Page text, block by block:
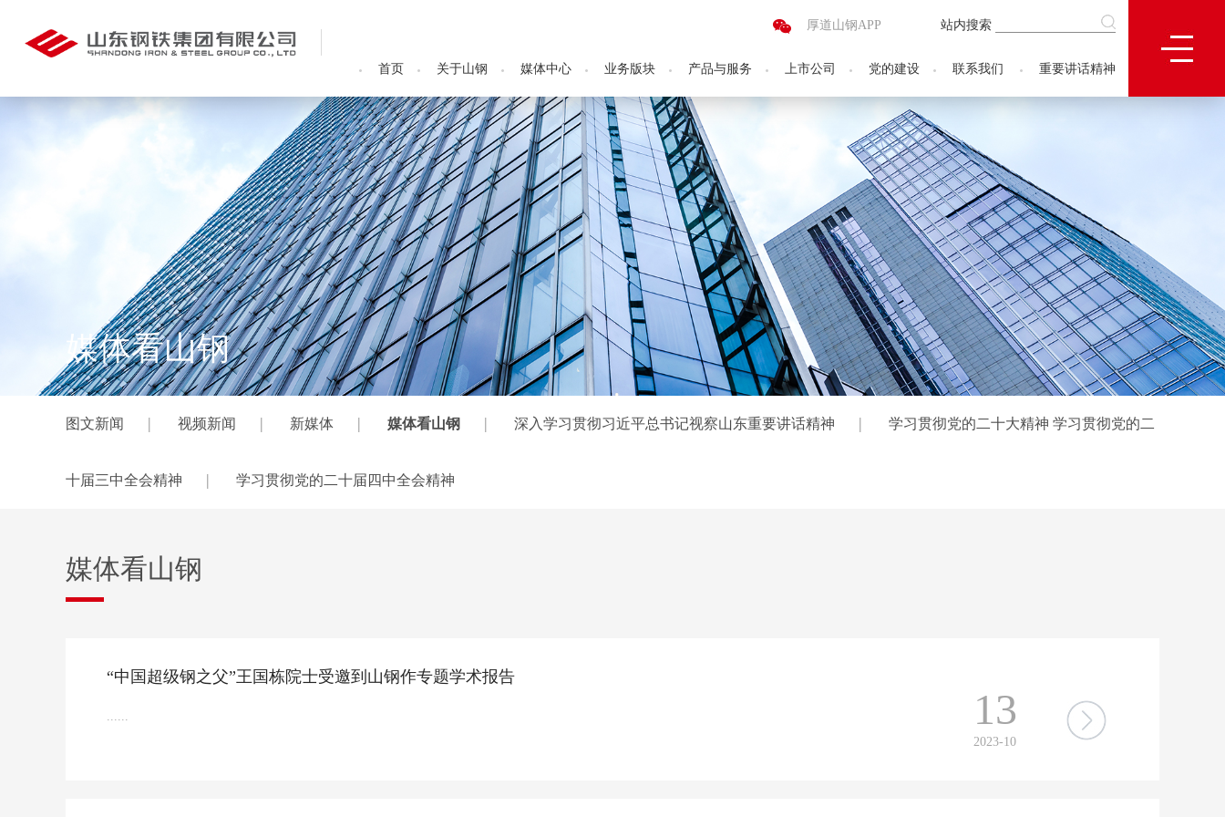
厚道山钢APP 站内搜索
首页 关于山钢 媒体中心 业务版块 产品与服务 上市公司 党的建设 联系我们 重要讲话精神
媒体看山钢
图文新闻 | 视频新闻 | 新媒体 | 媒体看山钢 | 深入学习贯彻习近平总书记视察山东重要讲话精神 | 学习贯彻党的二十大精神 学习贯彻党的二
十届三中全会精神 | 学习贯彻党的二十届四中全会精神
媒体看山钢
“中国超级钢之父”王国栋院士受邀到山钢作专题学术报告
...... 13
2023-10